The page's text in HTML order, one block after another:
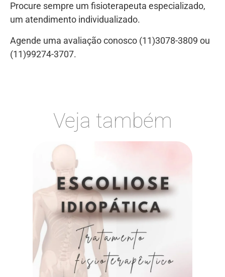
Procure sempre um fisioterapeuta especializado,
um atendimento individualizado.
Agende uma avaliação conosco (11)3078-3809 ou
(11)99274-3707.
Veja também